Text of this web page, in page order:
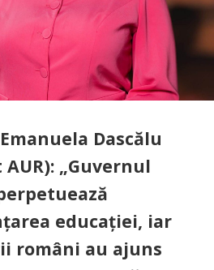
Dascălu
„Guvernul
educației, iar
români au ajuns